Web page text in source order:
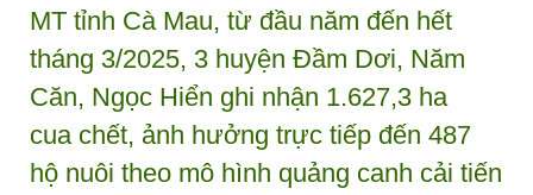
MT tỉnh Cà Mau, từ đầu năm đến hết
tháng 3/2025, 3 huyện Đầm Dơi, Năm
Căn, Ngọc Hiển ghi nhận 1.627,3 ha
cua chết, ảnh hưởng trực tiếp đến 487
hộ nuôi theo mô hình quảng canh cải tiến